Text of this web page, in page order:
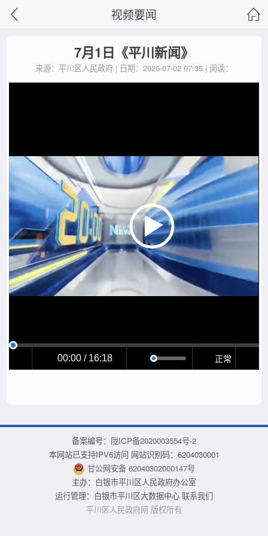
视频要闻
7月1日《平川新闻》
来源：平川区人民政府 | 日期：2026-07-02 07:35 | 阅读：
00:00 / 16:18 正常
备案编号： 陇ICP备2020003554号-2
本网站已支持IPV6访问 网站识别码：6204030001
甘公网安备 62040302000147号
主办：白银市平川区人民政府办公室
运行管理：白银市平川区大数据中心 联系我们
平川区人民政府网 版权所有